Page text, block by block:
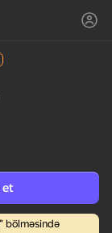
et
bölməsində